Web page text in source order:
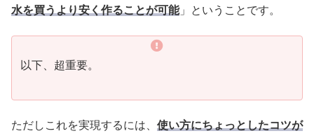
水を買うより安く作ることが可能」ということです。
以下、超重要。
ただしこれを実現するには、 使い方にちょっとしたコツが